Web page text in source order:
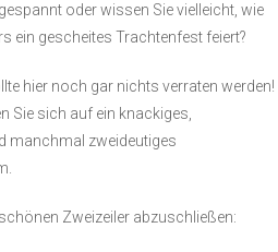
oder wissen Sie vielleicht, wie
ein gescheites Trachtenfest feiert?
hier noch gar nichts verraten werden!
Sie sich auf ein knackiges,
manchmal zweideutiges
Zweizeiler abzuschließen: